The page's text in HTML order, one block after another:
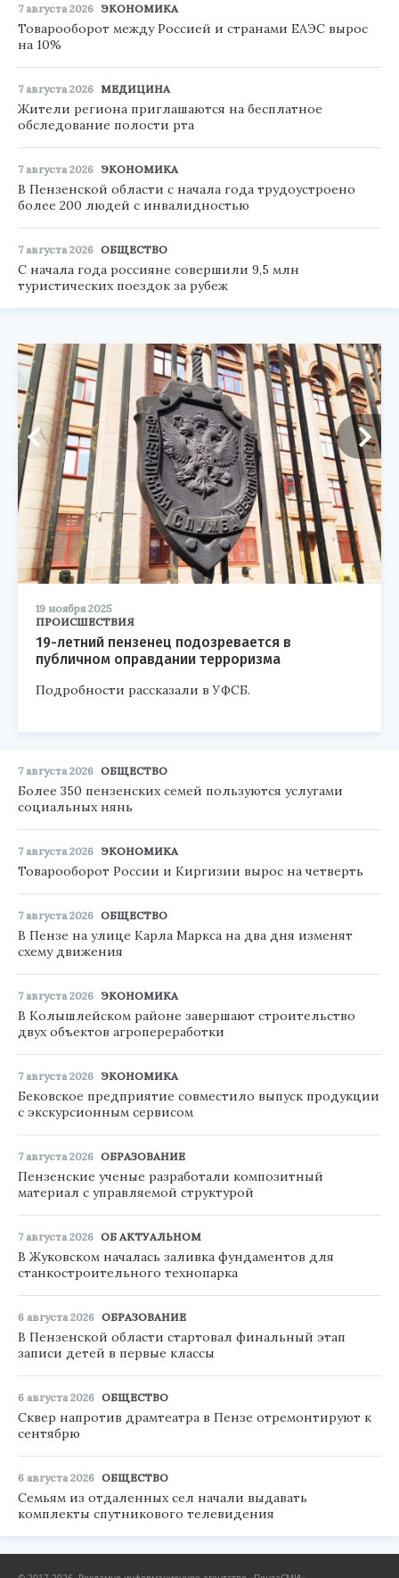
7 августа 2026 ЭКОНОМИКА
Товарооборот между Россией и странами ЕАЭС вырос
на 10%
7 августа 2026 МЕДИЦИНА
Жители региона приглашаются на бесплатное
обследование полости рта
7 августа 2026 ЭКОНОМИКА
В Пензенской области с начала года трудоустроено
более 200 людей с инвалидностью
7 августа 2026 ОБЩЕСТВО
С начала года россияне совершили 9,5 млн
туристических поездок за рубеж
19 ноября 2025
ПРОИСШЕСТВИЯ
19-летний пензенец подозревается в
публичном оправдании терроризма
Подробности рассказали в УФСБ.
7 августа 2026 ОБЩЕСТВО
Более 350 пензенских семей пользуются услугами
социальных нянь
7 августа 2026 ЭКОНОМИКА
Товарооборот России и Киргизии вырос на четверть
7 августа 2026 ОБЩЕСТВО
В Пензе на улице Карла Маркса на два дня изменят
схему движения
7 августа 2026 ЭКОНОМИКА
В Колышлейском районе завершают строительство
двух объектов агропереработки
7 августа 2026 ЭКОНОМИКА
Бековское предприятие совместило выпуск продукции
с экскурсионным сервисом
7 августа 2026 ОБРАЗОВАНИЕ
Пензенские ученые разработали композитный
материал с управляемой структурой
7 августа 2026 ОБ АКТУАЛЬНОМ
В Жуковском началась заливка фундаментов для
станкостроительного технопарка
6 августа 2026 ОБРАЗОВАНИЕ
В Пензенской области стартовал финальный этап
записи детей в первые классы
6 августа 2026 ОБЩЕСТВО
Сквер напротив драмтеатра в Пензе отремонтируют к
сентябрю
6 августа 2026 ОБЩЕСТВО
Семьям из отдаленных сел начали выдавать
комплекты спутникового телевидения